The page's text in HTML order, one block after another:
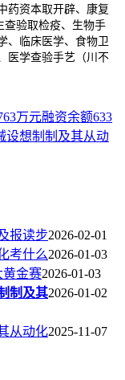
药资本取开辟、康复
查验取检疫、生物手
、临床医学、食物卫
医学查验手艺（川不
万元融资余额633
设想制制及其从动
报读步2026-02-01
考什么2026-01-03
黄金赛2026-01-03
制及其2026-01-02
从动化2025-11-07